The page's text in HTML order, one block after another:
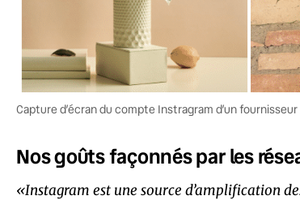
Capture d’écran du compte Instragram d’un
Nos goûts façonnés par les
«Instagram est une source d’amplification